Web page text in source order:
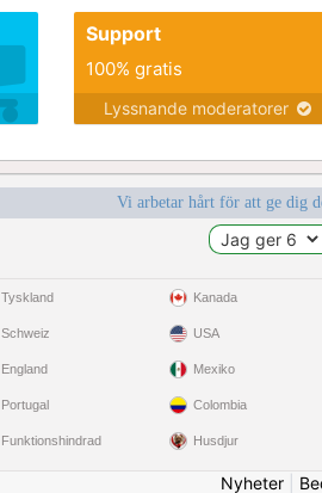
Support
100% gratis
Lyssnande moderatorer
Vi arbetar hårt för att ge dig
Tyskland
Schweiz
England
Portugal
Funktionshindrad
Kanada
USA
Mexiko
Colombia
Husdjur
Nyheter|